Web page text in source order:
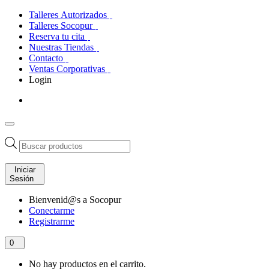
Talleres Autorizados
Talleres Socopur
Reserva tu cita
Nuestras Tiendas
Contacto
Ventas Corporativas
Login
Búsqueda
de
productos
Iniciar
Sesión
Bienvenid@s a Socopur
Conectarme
Registrarme
0
No hay productos en el carrito.